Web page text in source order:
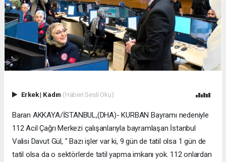
Erkek| Kadın (Haberi Sesli Oku)
Baran AKKAYA/İSTANBUL,(DHA)- KURBAN Bayramı nedeniyle
112 Acil Çağrı Merkezi çalışanlarıyla bayramlaşan İstanbul
Valisi Davut Gül, " Bazı işler var ki, 9 gün de tatil olsa 1 gün de
tatil olsa da o sektörlerde tatil yapma imkanı yok. 112 onlardan